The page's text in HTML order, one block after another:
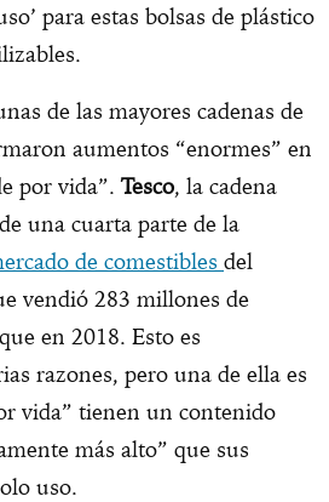
para estas bolsas de plástico
de las mayores cadenas de
aumentos “enormes” en
por vida”.Tesco, la cadena
una cuarta parte de la
de comestibles del
vendió 283 millones de
en 2018. Esto es
razones, pero una de ella es
vida” tienen un contenido
más alto” que sus
uso.